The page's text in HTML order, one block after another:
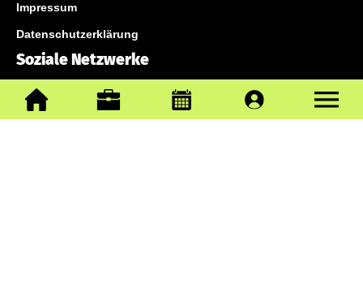
Impressum
Datenschutzerklärung
Soziale Netzwerke